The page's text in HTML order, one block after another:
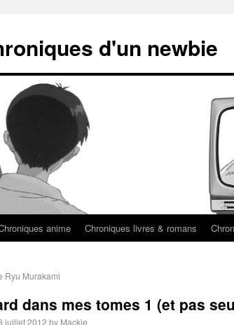
d'un newbie
anime Chroniques livres & romans
Ryu Murakami
dans mes tomes 1 (et pas
juillet 2012 by Mackie